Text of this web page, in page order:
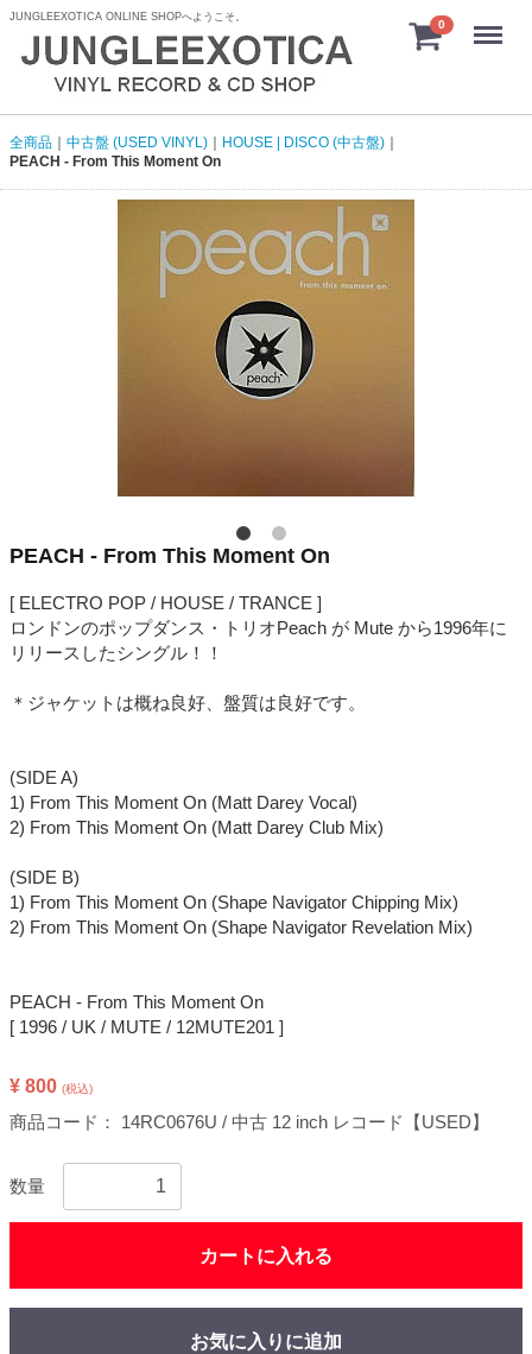
JUNGLEEXOTICA ONLINE SHOPへようこそ。
0 menu
全商品 中古盤 (USED VINYL)
HOUSE | DISCO (中古盤)
PEACH - From This Moment On
PEACH - From This Moment On
[ ELECTRO POP / HOUSE / TRANCE ]
ロンドンのポップダンス・トリオPeach が Mute から1996年に
リリースしたシングル！！
＊ジャケットは概ね良好、盤質は良好です。
(SIDE A)
1) From This Moment On (Matt Darey Vocal)
2) From This Moment On (Matt Darey Club Mix)
(SIDE B)
1) From This Moment On (Shape Navigator Chipping Mix)
2) From This Moment On (Shape Navigator Revelation Mix)
PEACH - From This Moment On
[ 1996 / UK / MUTE / 12MUTE201 ]
¥ 800 (税込)
商品コード： 14RC0676U / 中古 12 inch レコード【USED】
数量
カートに入れる
お気に入りに追加